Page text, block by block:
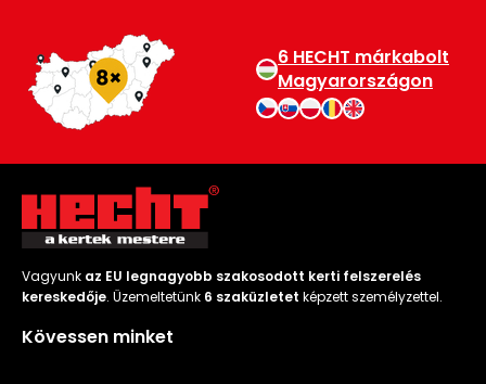
6 HECHT márkabolt
Magyarországon
Vagyunk az EU legnagyobb szakosodott kerti felszerelés
kereskedője. Üzemeltetünk 6 szaküzletet képzett személyzettel.
Kövessen minket